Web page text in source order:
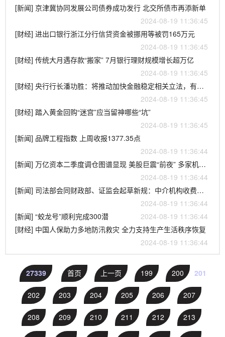
[新闻] 京津冀协同发展公司债券成功发行 北交所债市再添新单
2024-08-19 11:36:45
[财经] 进出口银行浙江分行信贷资金被挪用等被罚165万元
2024-08-19 11:36:45
[财经] 传统大月遇存款“搬家” 7月银行理财规模增长超万亿
2024-08-19 11:36:45
[财经] 央行行长潘功胜：将推动加快金融稳定相关立法，有效防范系统性金融风险
2024-08-19 11:36:45
[财经] 踏入黄金回购“迷宫”应当留神哪些“坑”
2024-08-19 11:36:45
[新闻] 品牌工程指数 上周收报1377.35点
2024-08-19 11:36:44
[新闻] 万亿资本二季度调仓图谱显现 美股巨震“前夜” 多家机构惊险逃顶
2024-08-19 11:36:44
[新闻] 司法部会同财政部、证监会起草新规：中介机构收费不得与IPO结果挂钩 地方政府不得给予发行人或中介上市奖励
2024-08-19 11:36:44
[新闻] “蛟龙号”顺利完成300潜
2024-08-19 11:36:44
[财经] 中国人保助力多地防汛救灾 全力支持生产生活秩序恢复
2024-08-19 11:36:44
27339 首页 上一页 199 200 201
202 203 204 205 206 207
208 209 210 211 212 213